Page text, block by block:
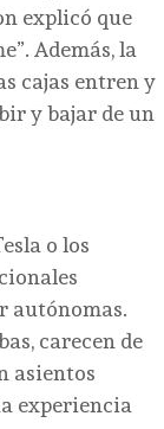
explicó que
Además, la
cajas entren y
y bajar de un
o los
autónomas.
carecen de
asientos
experiencia